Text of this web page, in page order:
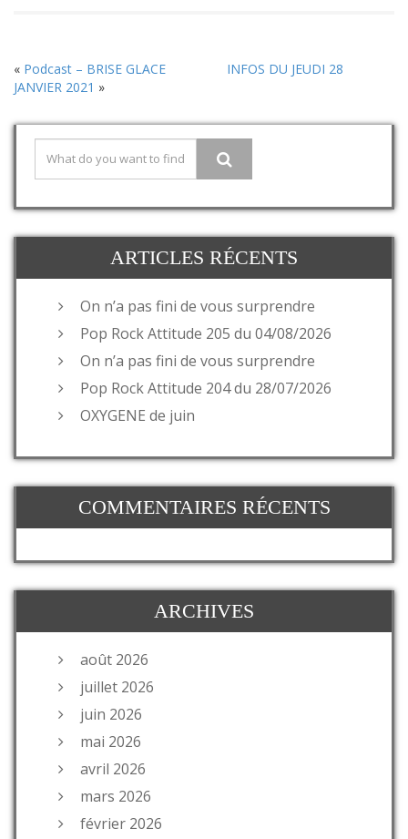
« Podcast – BRISE GLACE
INFOS DU JEUDI 28
JANVIER 2021 »
ARTICLES RÉCENTS
On n’a pas fini de vous surprendre
Pop Rock Attitude 205 du 04/08/2026
On n’a pas fini de vous surprendre
Pop Rock Attitude 204 du 28/07/2026
OXYGENE de juin
COMMENTAIRES RÉCENTS
ARCHIVES
août 2026
juillet 2026
juin 2026
mai 2026
avril 2026
mars 2026
février 2026